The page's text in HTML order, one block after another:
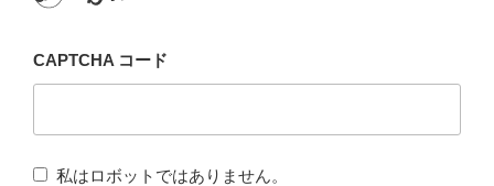
CAPTCHA コード
私はロボットではありません。